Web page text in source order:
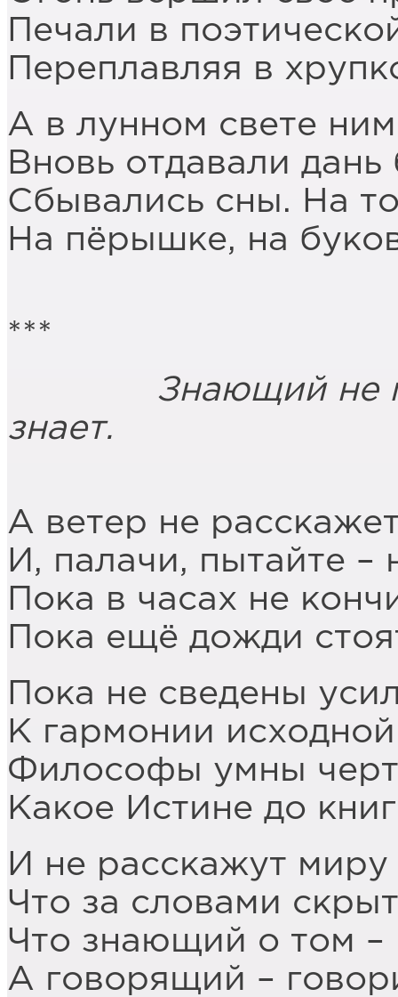
Печали в
Переплавляя в
А в лунном свете
Вновь отдавали
Сбывались сны. На
На пёрышке, на
***
Знающий не
знает.
А ветер не
И, палачи, пытайте –
Пока в часах не
Пока ещё дожди
Пока не сведены
К гармонии
Философы умны
Какое Истине до
И не расскажут миру
Что за словами
Что знающий о том –
А говорящий –